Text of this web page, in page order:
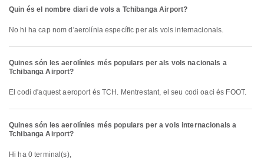
Quin és el nombre diari de vols a Tchibanga Airport?
No hi ha cap nom d'aerolínia específic per als vols internacionals.
Quines són les aerolínies més populars per als vols nacionals a
Tchibanga Airport?
El codi d'aquest aeroport és TCH. Mentrestant, el seu codi oaci és FOOT.
Quines són les aerolínies més populars per a vols internacionals a
Tchibanga Airport?
Hi ha 0 terminal(s),